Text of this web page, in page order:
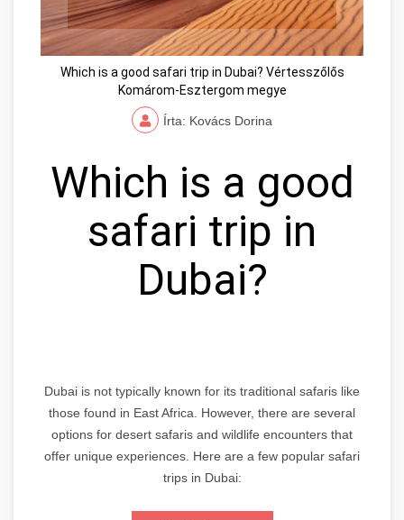
Which is a good safari trip in Dubai? Vértesszőlős
Komárom-Esztergom megye
Írta: Kovács Dorina
Which is a good
safari trip in
Dubai?
Dubai is not typically known for its traditional safaris like
those found in East Africa. However, there are several
options for desert safaris and wildlife encounters that
offer unique experiences. Here are a few popular safari
trips in Dubai: